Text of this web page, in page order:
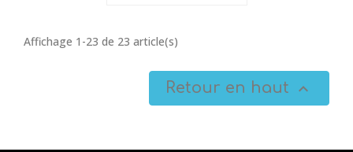
Affichage 1-23 de 23 article(s)
Retour en haut 